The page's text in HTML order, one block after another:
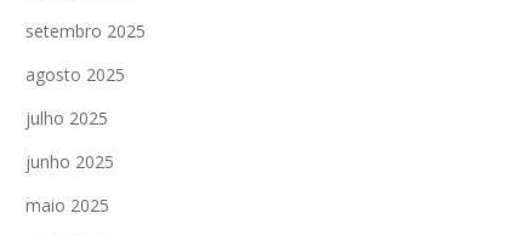
setembro 2025
agosto 2025
julho 2025
junho 2025
maio 2025